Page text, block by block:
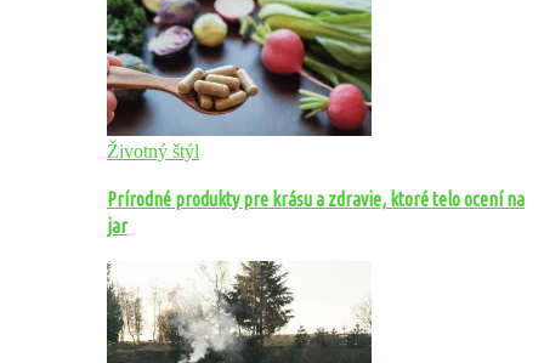
Životný štýl
Prírodné produkty pre krásu a zdravie, ktoré telo ocení na
jar